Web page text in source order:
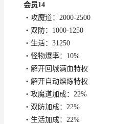
会员14
・攻魔道：2000-2500
・双防：1000-1250
・生活：31250
・怪物爆率：10%
・解开回城满血特权
・解开自动熔炼特权
・攻魔道加成：22%
・双防加成：22%
・生活加成：22%